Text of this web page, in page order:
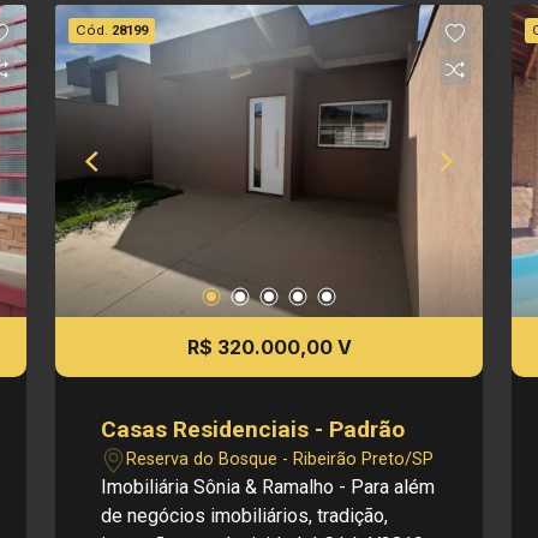
informação referente a valores, dados e
disponibilidade de seus imóveis, sem
aviso prévio.
Cód. 28199
R$ 320.000,00 V
Casas Residenciais - Padrão
Reserva do Bosque - Ribeirão Preto/SP
Imobiliária Sônia & Ramalho - Para além
de negócios imobiliários, tradição,